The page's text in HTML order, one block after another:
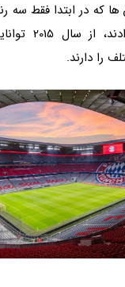
که در ابتدا فقط سه
را دارند.